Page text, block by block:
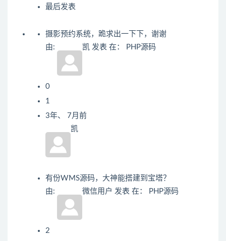
最后发表
摄影预约系统，跪求出一下下，谢谢
由:
凯 发表 在： PHP源码
0
1
3年、 7月前
凯
有份WMS源码，大神能搭建到宝塔？
由:
微信用户 发表 在： PHP源码
2